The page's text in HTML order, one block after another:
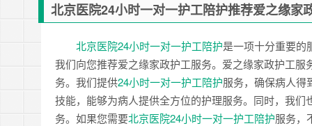
北京医院24小时一对一护工陪护推荐爱之缘家
北京医院24小时一对一护工陪护是一项十分重要的
我们向您推荐爱之缘家政护工服务。爱之缘家政护工
务。我们提供24小时一对一护工陪护服务，确保病人得
技能，能够为病人提供全方位的护理服务。同时，我
务。如果您需要北京医院24小时一对一护工陪护服务，